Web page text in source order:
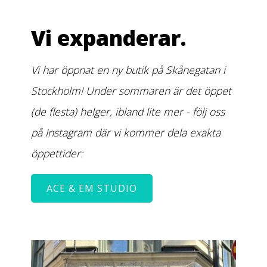
Vi expanderar.
Vi har öppnat en ny butik på Skånegatan i
Stockholm! Under sommaren är det öppet
(de flesta) helger, ibland lite mer - följ oss
på Instagram där vi kommer dela exakta
öppettider:
ACE & EM STUDIO